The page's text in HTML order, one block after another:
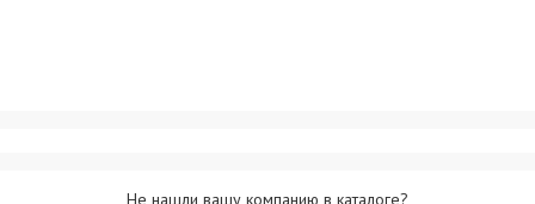
Не нашли вашу компанию в каталоге?